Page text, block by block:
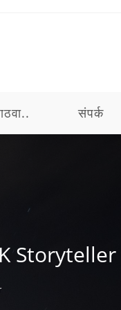
संपर्क
Storyteller